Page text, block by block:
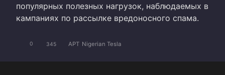
популярных полезных нагрузок, наблюдаемых в
кампаниях по рассылке вредоносного спама.
0 345 APT Nigerian Tesla